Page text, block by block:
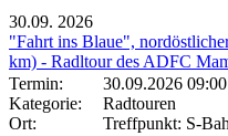
30.09. 2026
"Fahrt ins Blaue",
km) - Radltour des ADFC
Termin:
30.09.2026
Kategorie:
Radtouren
Ort:
Treffpunkt: S-